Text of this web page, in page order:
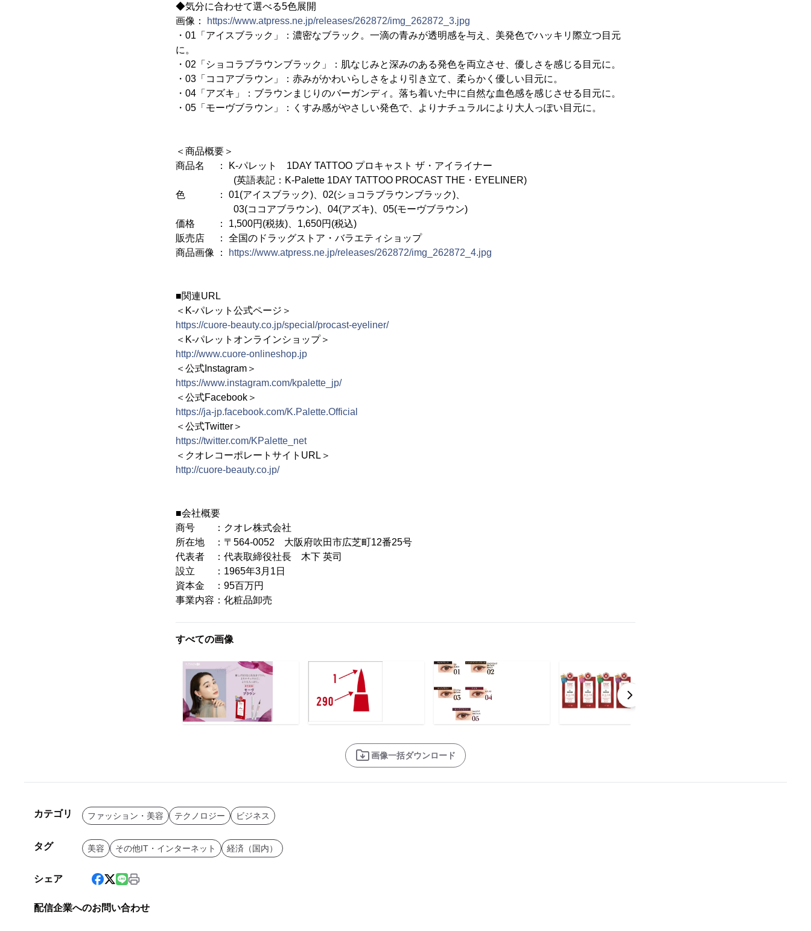
◆気分に合わせて選べる5色展開
画像：
https://www.atpress.ne.jp/releases/262872/img_262872_3.jpg
・01「アイスブラック」：濃密なブラック。一滴の青みが透明感を与え、美発色でハッキリ際立つ目元
に。
・02「ショコラブラウンブラック」：肌なじみと深みのある発色を両立させ、優しさを感じる目元に。
・03「ココアブラウン」：赤みがかわいらしさをより引き立て、柔らかく優しい目元に。
・04「アズキ」：ブラウンまじりのバーガンディ。落ち着いた中に自然な血色感を感じさせる目元に。
・05「モーヴブラウン」：くすみ感がやさしい発色で、よりナチュラルにより大人っぽい目元に。
＜商品概要＞
商品名 ： K-パレット 1DAY TATTOO プロキャスト ザ・アイライナー
(英語表記：K-Palette 1DAY TATTOO PROCAST THE・EYELINER)
色 ： 01(アイスブラック)、02(ショコラブラウンブラック)、
03(ココアブラウン)、04(アズキ)、05(モーヴブラウン)
価格 ： 1,500円(税抜)、1,650円(税込)
販売店 ： 全国のドラッグストア・バラエティショップ
商品画像 ：
https://www.atpress.ne.jp/releases/262872/img_262872_4.jpg
■関連URL
＜K-パレット公式ページ＞
https://cuore-beauty.co.jp/special/procast-eyeliner/
＜K-パレットオンラインショップ＞
http://www.cuore-onlineshop.jp
＜公式Instagram＞
https://www.instagram.com/kpalette_jp/
＜公式Facebook＞
https://ja-jp.facebook.com/K.Palette.Official
＜公式Twitter＞
https://twitter.com/KPalette_net
＜クオレコーポレートサイトURL＞
http://cuore-beauty.co.jp/
■会社概要
商号 ：クオレ株式会社
所在地 ：〒564-0052 大阪府吹田市広芝町12番25号
代表者 ：代表取締役社長 木下 英司
設立 ：1965年3月1日
資本金 ：95百万円
事業内容：化粧品卸売
すべての画像
画像一括ダウンロード
カテゴリ ファッション・美容 テクノロジー ビジネス
タグ 美容 その他IT・インターネット 経済（国内）
シェア
配信企業へのお問い合わせ